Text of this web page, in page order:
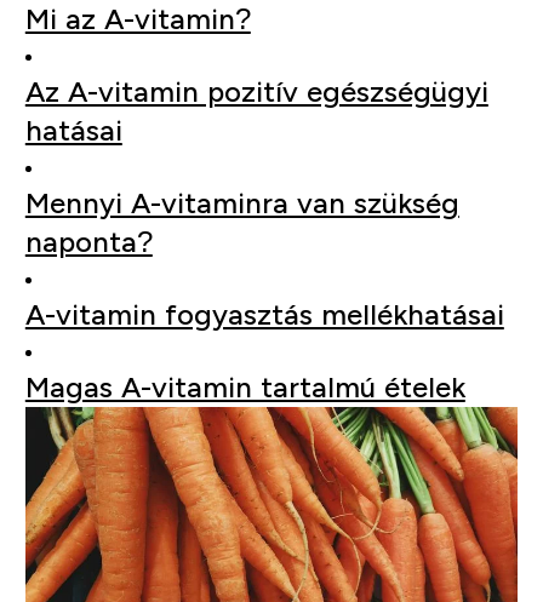
Mi az A-vitamin?
Az A-vitamin pozitív egészségügyi
hatásai
Mennyi A-vitaminra van szükség
naponta?
A-vitamin fogyasztás mellékhatásai
Magas A-vitamin tartalmú ételek